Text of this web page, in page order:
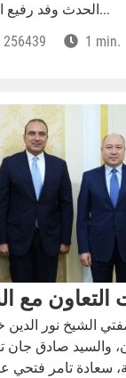
الحدث وفد رفيع المستوى من جمهورية...
256439 1 min.
التعاون مع
الشيخ نور الدين
والسيد صادق جان
سعادة تامر فتحي